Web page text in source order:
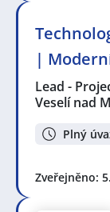
|
Lead -
Veselí nad
Plný
Zveřejněno: